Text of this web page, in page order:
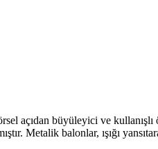
açıdan büyüleyici ve
Metalik balonlar, ışığı